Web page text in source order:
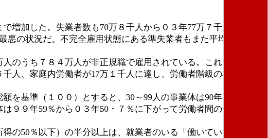
加した。失業者数も70万８千人から０３年77万７千人、０４
の状況だ。不完全雇用状態にある準失業者もまた平均３４８万
のうち７８４万人が非正規職で雇用されている。これらのうち
人、家庭内労働者が17万１千人に達し、労働者階級の非正規職
基準（１００）とすると、30～99人の事業体は90年77・２％
９９年59％から０３年50・７％に下がって労働者間の賃金格差
50％以下）の半分以上は、就業者のいる「働いている貧困世